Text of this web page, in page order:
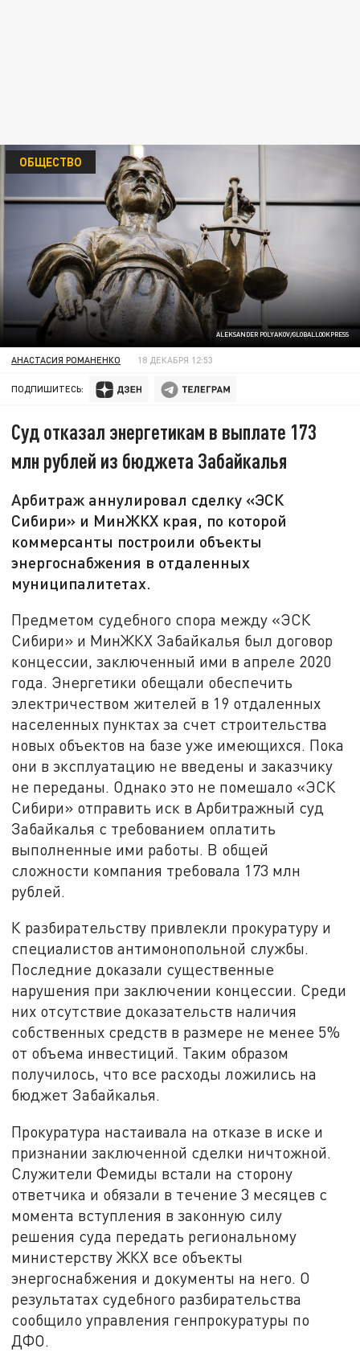
ALEKSANDER POLYAKOV/GLOBALLOOKPRESS
ОБЩЕСТВО
АНАСТАСИЯ РОМАНЕНКО 18 ДЕКАБРЯ 12:53
ПОДПИШИТЕСЬ:
Суд отказал энергетикам в выплате 173
млн рублей из бюджета Забайкалья
Арбитраж аннулировал сделку «ЭСК
Сибири» и МинЖКХ края, по которой
коммерсанты построили объекты
энергоснабжения в отдаленных
муниципалитетах.
Предметом судебного спора между «ЭСК
Сибири» и МинЖКХ Забайкалья был договор
концессии, заключенный ими в апреле 2020
года. Энергетики обещали обеспечить
электричеством жителей в 19 отдаленных
населенных пунктах за счет строительства
новых объектов на базе уже имеющихся. Пока
они в эксплуатацию не введены и заказчику
не переданы. Однако это не помешало «ЭСК
Сибири» отправить иск в Арбитражный суд
Забайкалья с требованием оплатить
выполненные ими работы. В общей
сложности компания требовала 173 млн
рублей.
К разбирательству привлекли прокуратуру и
специалистов антимонопольной службы.
Последние доказали существенные
нарушения при заключении концессии. Среди
них отсутствие доказательств наличия
собственных средств в размере не менее 5%
от объема инвестиций. Таким образом
получилось, что все расходы ложились на
бюджет Забайкалья.
Прокуратура настаивала на отказе в иске и
признании заключенной сделки ничтожной.
Служители Фемиды встали на сторону
ответчика и обязали в течение 3 месяцев с
момента вступления в законную силу
решения суда передать региональному
министерству ЖКХ все объекты
энергоснабжения и документы на него. О
результатах судебного разбирательства
сообщило управления генпрокуратуры по
ДФО.